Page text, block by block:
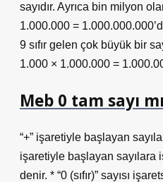
sayıdır. Ayrıca bin milyon
1.000.000 =
9 sıfır gelen çok büyük bir
1.000 × 1.000.000 =
Meb 0 tam sayı
“+” işaretiyle başlayan
işaretiyle başlayan sayılara
denir. * “0 (sıfır)” sayısı